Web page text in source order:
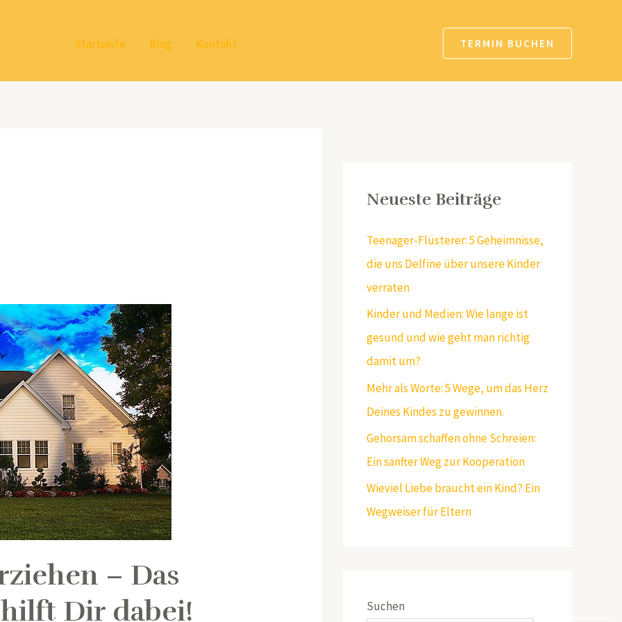
Startseite Blog Kontakt TERMIN BUCHEN
– Das
Dir dabei!
Neueste Beiträge
Teenager-Flüsterer: 5 Geheimnisse,
die uns Delfine über unsere Kinder
verraten
Kinder und Medien: Wie lange ist
gesund und wie geht man richtig
damit um?
Mehr als Worte: 5 Wege, um das Herz
Deines Kindes zu gewinnen.
Gehorsam schaffen ohne Schreien:
Ein sanfter Weg zur Kooperation
Wieviel Liebe braucht ein Kind? Ein
Wegweiser für Eltern
Suchen